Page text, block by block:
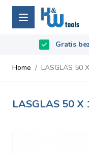
Ga naar de inhoud
Gratis
Beoordeeld met9.5/
Home / LASGLAS 50
LASGLAS 50